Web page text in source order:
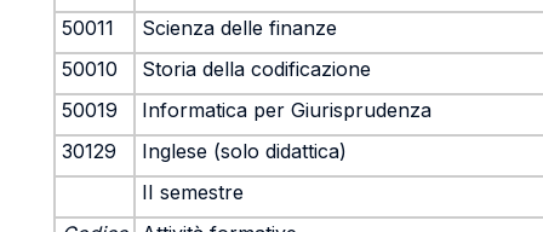
50011
Scienza delle finanze
50010
Storia della codificazione
50019
Informatica per Giurisprudenza
30129
Inglese (solo didattica)
II semestre